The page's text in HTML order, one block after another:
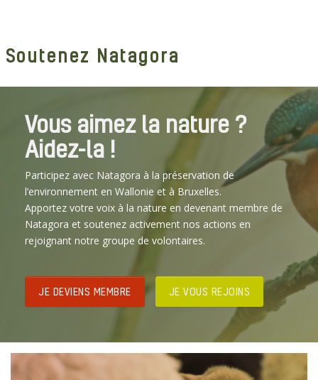
Soutenez Natagora
Vous aimez la nature ?
Aidez-la !
Participez avec Natagora à la préservation de
l’environnement en Wallonie et à Bruxelles.
Apportez votre voix à la nature en devenant membre de
Natagora et soutenez activement nos actions en
rejoignant notre groupe de volontaires.
JE DEVIENS MEMBRE JE VOUS REJOINS